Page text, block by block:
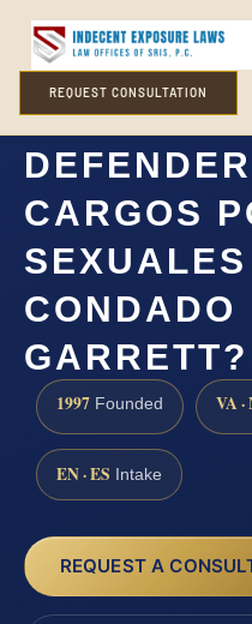
REQUEST CONSULTATION
¿CÓMO
CARGOS
CONDADO
GARRETT?
1997 Founded VA ·
EN · ES Intake
REQUEST A